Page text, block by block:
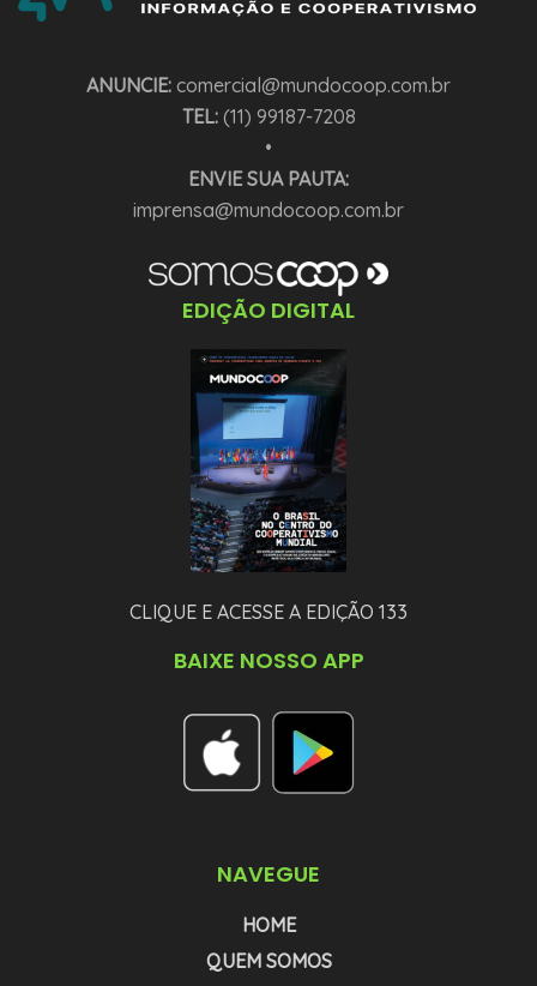
ANUNCIE: comercial@mundocoop.com.br
TEL:(11) 99187-7208
•
ENVIE SUA PAUTA:
imprensa@mundocoop.com.br
EDIÇÃO DIGITAL
CLIQUE E ACESSE A EDIÇÃO 133
BAIXE NOSSO APP
NAVEGUE
HOME
QUEM SOMOS